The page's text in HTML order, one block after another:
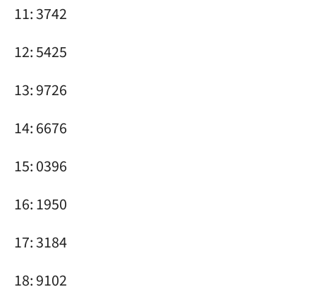
11: 3742
12: 5425
13: 9726
14: 6676
15: 0396
16: 1950
17: 3184
18: 9102